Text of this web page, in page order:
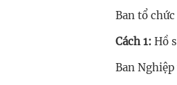
Ban tổ
Cách 1: Hồ
Ban